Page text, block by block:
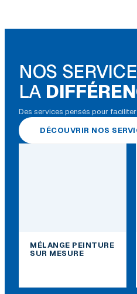
NOS
LA
Des services pensés pour
DÉCOUVRIR NOS
MÉLANGE PEINTURE
SUR MESURE